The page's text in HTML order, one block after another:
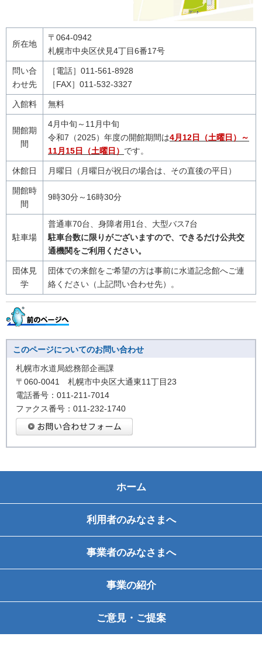
所在地
〒064-0942
札幌市中央区伏見4丁目6番17号
問い合
わせ先
［電話］011-561-8928
［FAX］011-532-3327
入館料 無料
開館期
間
4月中旬～11月中旬
令和7（2025）年度の開館期間は4月12日（土曜日）～
11月15日（土曜日） です。
休館日 月曜日（月曜日が祝日の場合は、その直後の平日）
開館時
間
9時30分～16時30分
駐車場
普通車70台、身障者用1台、大型バス7台
駐車台数に限りがございますので、できるだけ公共交
通機関をご利用ください。
団体見
学
団体での来館をご希望の方は事前に水道記念館へご連
絡ください（上記問い合わせ先）。
このページについてのお問い合わせ
札幌市水道局総務部企画課
〒060-0041 札幌市中央区大通東11丁目23
電話番号：011-211-7014
ファクス番号：011-232-1740
ホーム
利用者のみなさまへ
事業者のみなさまへ
事業の紹介
ご意見・ご提案